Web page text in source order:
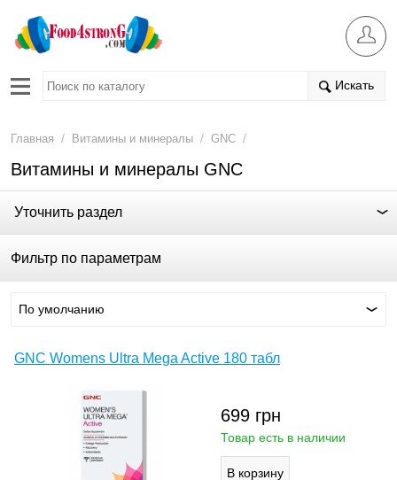
Искать
Главная / Витамины и минералы / GNC /
Витамины и минералы GNC
Уточнить раздел
Фильтр по параметрам
По умолчанию
GNC Womens Ultra Mega Active 180 табл
699 грн
Товар есть в наличии